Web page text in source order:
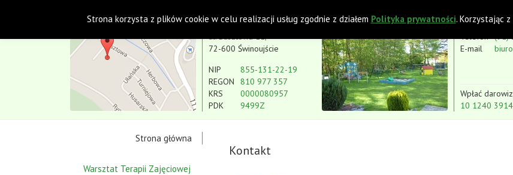
Koło w Świnoujściu
ul. Basztowa 11,
72-600 Świnoujście
NIP
REGON
KRS
PDK
855-131-22-19
810 977 357
0000080957
9499Z
Telefon
E-mail
(91)
Wpłać
10 1240
Strona główna
Warsztat Terapii Zajęciowej
Kontakt
Strona korzysta z plików cookie w celu realizacji usług zgodnie z działem Polityka prywatności. Korzystając